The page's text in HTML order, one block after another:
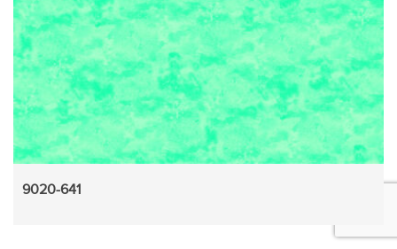
9020-641